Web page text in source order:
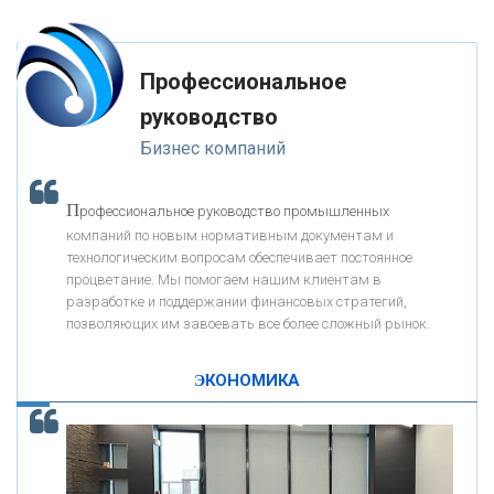
«РОСЕВРОБАНК»
«ПРЕСС-СЛУЖБА ВТБ24»
«АВТОГРАДБАНК»
«ПРОМРЕГИОНБАНК»
ОНАС
Как Система быстрых платежей за пять лет
изменила финансовый рынок - «Интервью»
-- Лучшее, что можно сделать с хорошим советом, это пропустить его
мимо ушей. Он никогда не бывает полезен никому, кроме того, кто его
-- Люблю давать советы и очень не люблю, когда их дают мне.
Профессиональное
руководство
Бизнес компаний
Профессиональное руководство промышленных
компаний по новым нормативным документам и
технологическим вопросам обеспечивает постоянное
процветание. Мы помогаем нашим клиентам в
разработке и поддержании финансовых стратегий,
позволяющих им завоевать все более сложный рынок.
ЭКОНОМИКА